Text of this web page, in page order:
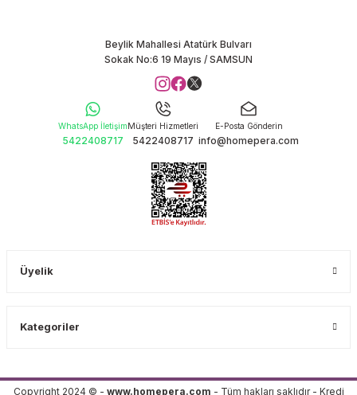
Beylik Mahallesi Atatürk Bulvarı
Sokak No:6 19 Mayıs / SAMSUN
WhatsApp İletişim
5422408717
Müşteri Hizmetleri
5422408717
E-Posta Gönderin
info@homepera.com
Üyelik
Kategoriler
Copyright 2024 © - www.homepera.com - Tüm hakları saklıdır - Kredi